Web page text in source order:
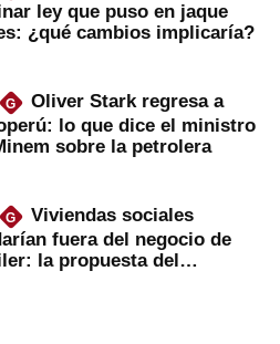
ley que puso en jaque
¿qué cambios implicaría?
G
Oliver Stark regresa a
lo que dice el ministro
sobre la petrolera
G
Viviendas sociales
fuera del negocio de
la propuesta del